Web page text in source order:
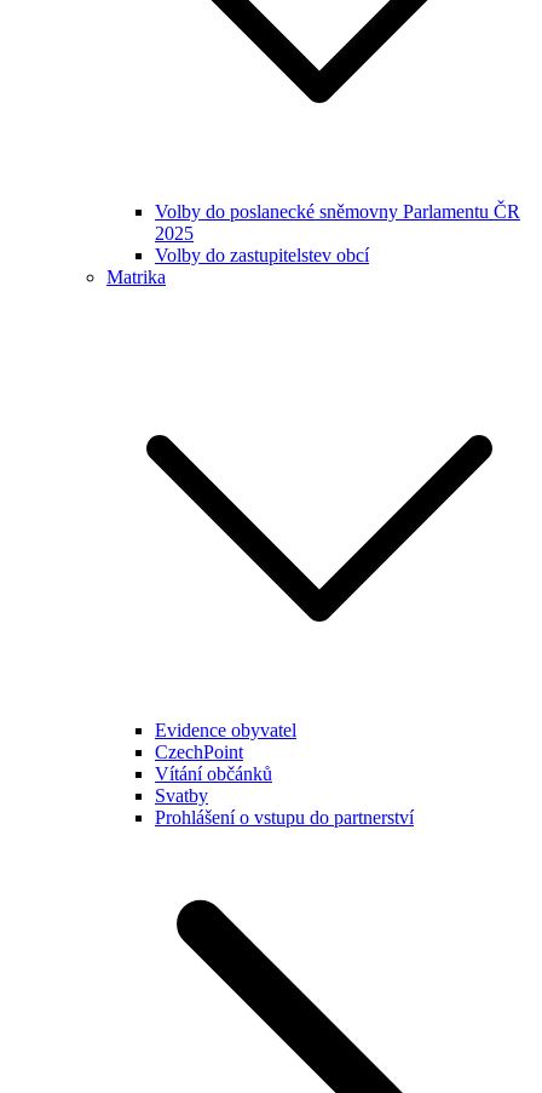
Volby do poslanecké sněmovny Parlamentu ČR
2025
Volby do zastupitelstev obcí
Matrika
Evidence obyvatel
CzechPoint
Vítání občánků
Svatby
Prohlášení o vstupu do partnerství